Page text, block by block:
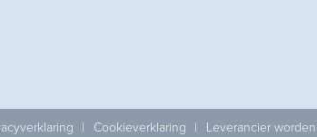
Cookieverklaring Leverancier worden